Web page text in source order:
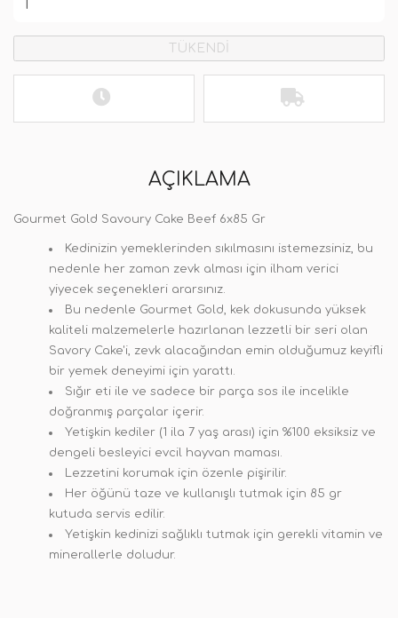
TÜKENDİ
AÇIKLAMA
Gourmet Gold Savoury Cake Beef 6x85 Gr
Kedinizin yemeklerinden sıkılmasını istemezsiniz, bu
nedenle her zaman zevk alması için ilham verici
yiyecek seçenekleri ararsınız.
Bu nedenle Gourmet Gold, kek dokusunda yüksek
kaliteli malzemelerle hazırlanan lezzetli bir seri olan
Savory Cake'i, zevk alacağından emin olduğumuz keyifli
bir yemek deneyimi için yarattı.
Sığır eti ile ve sadece bir parça sos ile incelikle
doğranmış parçalar içerir.
Yetişkin kediler (1 ila 7 yaş arası) için %100 eksiksiz ve
dengeli besleyici evcil hayvan maması.
Lezzetini korumak için özenle pişirilir.
Her öğünü taze ve kullanışlı tutmak için 85 gr
kutuda servis edilir.
Yetişkin kedinizi sağlıklı tutmak için gerekli vitamin ve
minerallerle doludur.